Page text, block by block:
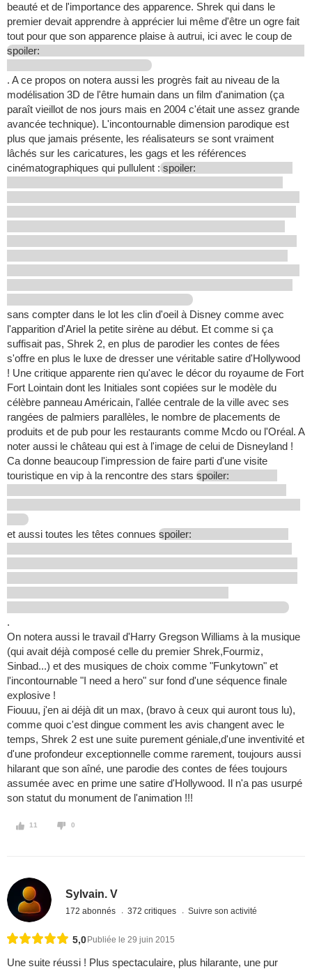
beauté et de l'importance des apparence. Shrek qui dans le
premier devait apprendre à apprécier lui même d'être un ogre fait
tout pour que son apparence plaise à autrui, ici avec le coup de
spoiler:
. A ce propos on notera aussi les progrès fait au niveau de la
modélisation 3D de l'être humain dans un film d'animation (ça
paraît vieillot de nos jours mais en 2004 c'était une assez grande
avancée technique). L'incontournable dimension parodique est
plus que jamais présente, les réalisateurs se sont vraiment
lâchés sur les caricatures, les gags et les références
cinématographiques qui pullulent : spoiler:
sans compter dans le lot les clin d'oeil à Disney comme avec
l'apparition d'Ariel la petite sirène au début. Et comme si ça
suffisait pas, Shrek 2, en plus de parodier les contes de fées
s'offre en plus le luxe de dresser une véritable satire d'Hollywood
! Une critique apparente rien qu'avec le décor du royaume de Fort
Fort Lointain dont les Initiales sont copiées sur le modèle du
célèbre panneau Américain, l'allée centrale de la ville avec ses
rangées de palmiers parallèles, le nombre de placements de
produits et de pub pour les restaurants comme Mcdo ou l'Oréal. A
noter aussi le château qui est à l'image de celui de Disneyland !
Ca donne beaucoup l'impression de faire parti d'une visite
touristique en vip à la rencontre des stars spoiler:
et aussi toutes les têtes connues spoiler:
.
On notera aussi le travail d'Harry Gregson Williams à la musique
(qui avait déjà composé celle du premier Shrek,Fourmiz,
Sinbad...) et des musiques de choix comme "Funkytown" et
l'incontournable "I need a hero" sur fond d'une séquence finale
explosive !
Fiouuu, j'en ai déjà dit un max, (bravo à ceux qui auront tous lu),
comme quoi c'est dingue comment les avis changent avec le
temps, Shrek 2 est une suite purement géniale,d'une inventivité et
d'une profondeur exceptionnelle comme rarement, toujours aussi
hilarant que son aîné, une parodie des contes de fées toujours
assumée avec en prime une satire d'Hollywood. Il n'a pas usurpé
son statut du monument de l'animation !!!
11 0
Sylvain. V
172 abonnés 372 critiques Suivre son activité
5,0 Publiée le 29 juin 2015
Une suite réussi ! Plus spectaculaire, plus hilarante, une pur